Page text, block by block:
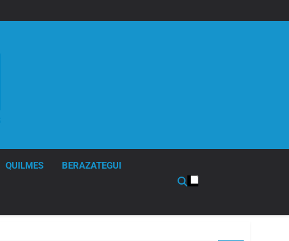
QUILMES BERAZATEGUI